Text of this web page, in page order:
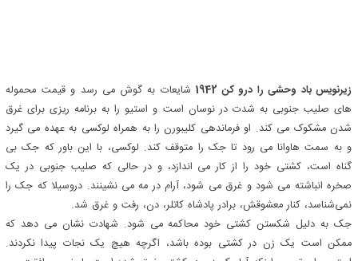
زیرنویس باد وحشی را درو کن 1942
شایعات به گوش می رسد و قیمت محموله
های صلیب جنوبی به شدت در نوسان است و استیو را به برنامه ریزی برای غرق
شدن مشکوک می کند. او فرماندهی کلیبورن را به همراه لوکسی به عهده می گیرد
و به سمت هاوانا می رود تا جک را متوقف کند. لوکسی، با این باور که جک بی
گناه است، کشتی خود را از کار می اندازد، و در حالی که صلیب جنوبی در یک
صخره انباشته می شود و غرق می شود، آرام در مه می نشینند. دروسیلا که جک را
نمی‌شناسد، کنار معشوقش، برادر پادشاه کاتلر، دن، رفت و غرق شد.
جک به دلیل شکستن کشتی خود محاکمه می شود. شهادت نشان می دهد که
ممکن است یک زن در کشتی بوده باشد، اگرچه هیچ یک نجات پیدا نکردند.